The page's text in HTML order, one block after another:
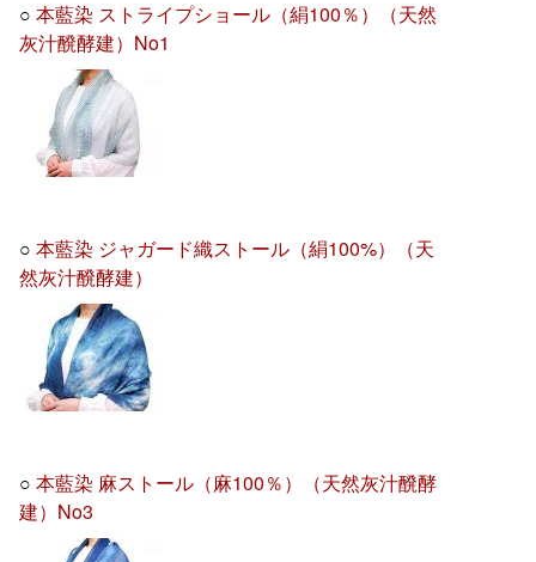
○本藍染 ストライプショール（絹100％）（天然
灰汁醗酵建）No1
○本藍染 ジャガード織ストール（絹100%）（天
然灰汁醗酵建）
○本藍染 麻ストール（麻100％）（天然灰汁醗酵
建）No3